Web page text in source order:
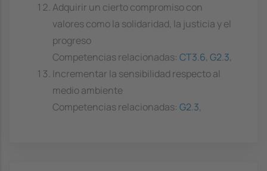
Adquirir un cierto compromiso con
valores como la solidaridad, la justicia y el
progreso
Competencias relacionadas: CT3.6, G2.3,
Incrementar la sensibilidad respecto al
medio ambiente
Competencias relacionadas: G2.3,